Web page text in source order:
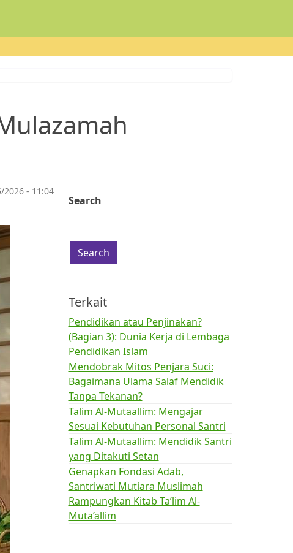
2026 - 11:04
Search
Terkait
Pendidikan atau Penjinakan?
(Bagian 3): Dunia Kerja di Lembaga
Pendidikan Islam
Mendobrak Mitos Penjara Suci:
Bagaimana Ulama Salaf Mendidik
Tanpa Tekanan?
Talim Al-Mutaallim: Mengajar
Sesuai Kebutuhan Personal Santri
Talim Al-Mutaallim: Mendidik Santri
yang Ditakuti Setan
Genapkan Fondasi Adab,
Santriwati Mutiara Muslimah
Rampungkan Kitab Ta’lim Al-
Muta’allim